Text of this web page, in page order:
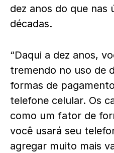
dez anos do que nas
décadas.
“Daqui a dez anos,
tremendo no uso de
formas de
telefone celular. Os
como um fator de
você usará seu
agregar muito mais